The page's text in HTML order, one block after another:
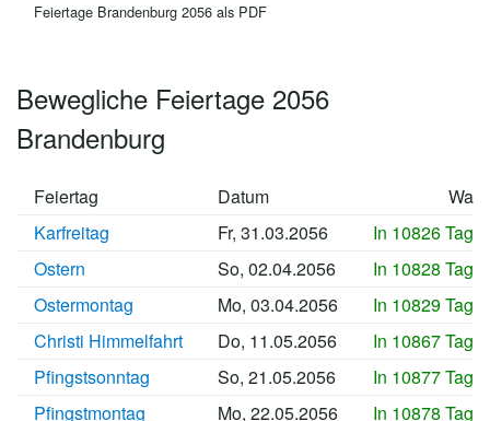
Feiertage Brandenburg 2056 als PDF
Bewegliche Feiertage 2056
Brandenburg
Feiertag Datum
Karfreitag
Fr, 31.03.2056
In 10826
Ostern
So, 02.04.2056
In 10828
Ostermontag
Mo, 03.04.2056
In 10829
Christi Himmelfahrt
Do, 11.05.2056
In 10867
Pfingstsonntag
So, 21.05.2056
In 10877
Pfingstmontag
Mo, 22.05.2056 In 10878